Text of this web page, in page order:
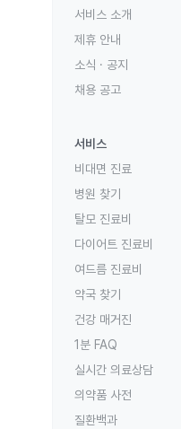
서비스 소개
제휴 안내
소식 · 공지
채용 공고
서비스
비대면 진료
병원 찾기
탈모 진료비
다이어트 진료비
여드름 진료비
약국 찾기
건강 매거진
1분 FAQ
실시간 의료상담
의약품 사전
질환백과